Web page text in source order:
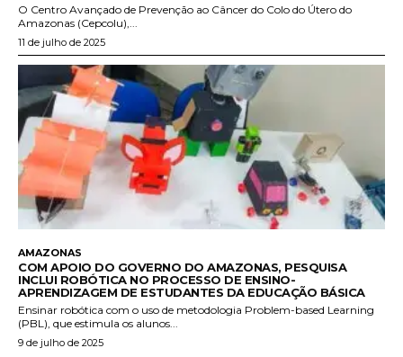
O Centro Avançado de Prevenção ao Câncer do Colo do Útero do
Amazonas (Cepcolu),...
11 de julho de 2025
AMAZONAS
COM APOIO DO GOVERNO DO AMAZONAS, PESQUISA
INCLUI ROBÓTICA NO PROCESSO DE ENSINO-
APRENDIZAGEM DE ESTUDANTES DA EDUCAÇÃO BÁSICA
Ensinar robótica com o uso de metodologia Problem-based Learning
(PBL), que estimula os alunos...
9 de julho de 2025